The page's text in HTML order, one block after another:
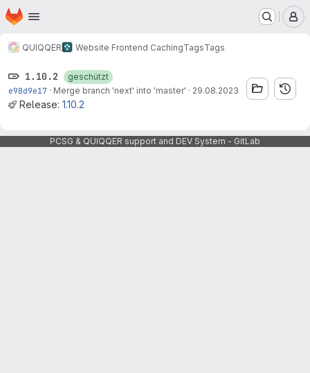
Zum Hauptinhalt springen
Startseite
QUIQQER Website Frontend CachingTagsTags
1.10.2
geschützt
e98d9e17 · Merge branch 'next' into 'master' · 29.08.2023
Release: 1.10.2
PCSG & QUIQQER support and DEV System - GitLab